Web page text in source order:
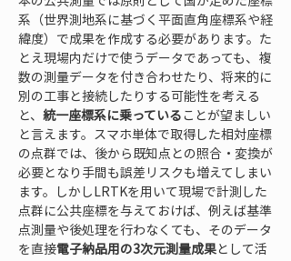
系（世界測地系に基づく平面直角座標系や経
緯度）で成果を作成する必要があります。た
とえ現場内だけで使うデータであっても、複
数の測量データを付き合わせたり、将来的に
別の工事と接続したりする可能性を考える
と、 統一座標系に乗っていることが望ましい
と言えます。スマホ単体で取得した相対座標
の点群では、後から既知点との照合・変換が
必要となり手間も誤差リスクも増えてしまい
ます。しかしLRTKを用いて現場で計測した
点群に公共座標を与えておけば、例えば基準
点測量や後処理を行わなくても、そのデータ
を直接電子納品用の3次元測量成果として活